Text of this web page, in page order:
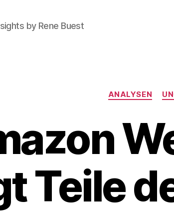
by Rene Buest
ANALYSEN
Teile